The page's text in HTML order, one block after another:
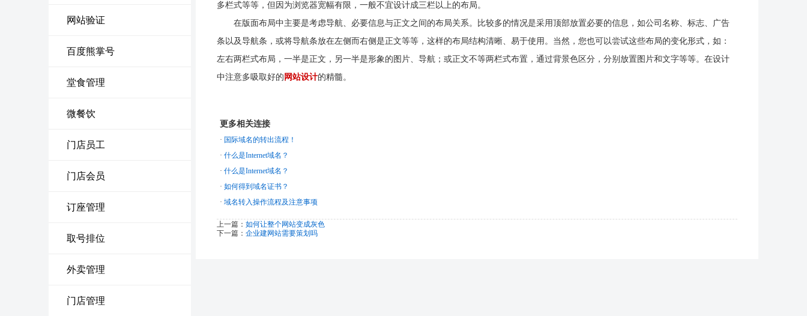
网站验证
百度熊掌号
堂食管理
微餐饮
门店员工
门店会员
订座管理
取号排位
外卖管理
门店管理
多栏式等等，但因为浏览器宽幅有限，一般不宜设计成三栏以上的布局。
在版面布局中主要是考虑导航、必要信息与正文之间的布局关系。比较多的情况是采用顶部放置必要的信息，如公司名称、标志、广告
条以及导航条，或将导航条放在左侧而右侧是正文等等，这样的布局结构清晰、易于使用。当然，您也可以尝试这些布局的变化形式，如：
左右两栏式布局，一半是正文，另一半是形象的图片、导航；或正文不等两栏式布置，通过背景色区分，分别放置图片和文字等等。在设计
中注意多吸取好的 网站设计的精髓。
更多相关连接
· 国际域名的转出流程！
· 什么是Internet域名？
· 什么是Internet域名？
· 如何得到域名证书？
· 域名转入操作流程及注意事项
上一篇： 如何让整个网站变成灰色
下一篇： 企业建网站需要策划吗